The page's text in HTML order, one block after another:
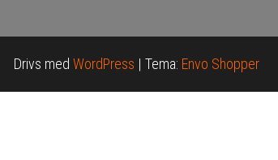
Drivs med WordPress | Tema: Envo Shopper